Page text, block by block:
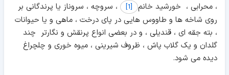
، محرابی ، خورشید خانم
[1]
، سروچه ، سروناز یا پرندگانی بر
روی شاخه ها و طاووس هایی در پای درخت ، ماهی و یا حیوانات
، بته جقه ای ، قندیلی ، و در بعضی انواع پرنقش و نگارتر چند
گلدان و یک گلاب پاش ، ظروف شیرینی ، میوه خوری و چلچراغ
دیده می شود.